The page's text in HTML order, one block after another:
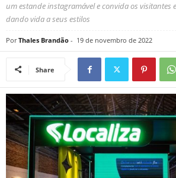
um estande instagramável e convida os visitantes
dando vida a seus estilos
Por Thales Brandão - 19 de novembro de 2022
Share